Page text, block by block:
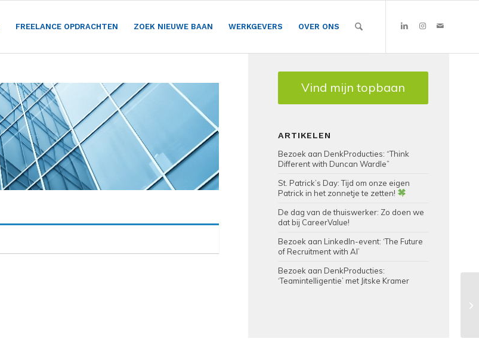
FREELANCE OPDRACHTEN ZOEK NIEUWE BAAN WERKGEVERS OVER ONS
Vind mijn topbaan
ARTIKELEN
Bezoek aan DenkProducties: “Think
Different with Duncan Wardle”
St. Patrick’s Day: Tijd om onze eigen
Patrick in het zonnetje te zetten!
De dag van de thuiswerker: Zo doen we
dat bij CareerValue!
Bezoek aan LinkedIn-event: ‘The Future
of Recruitment with AI’
Bezoek aan DenkProducties:
‘Teamintelligentie’ met Jitske Kramer